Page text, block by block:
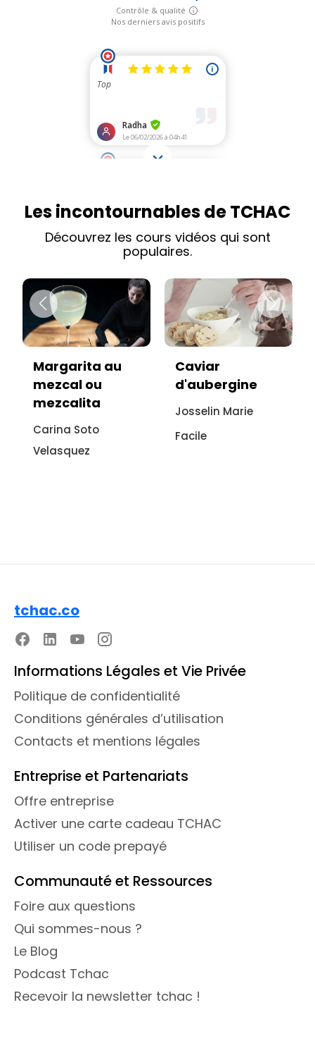
Les incontournables de TCHAC
Découvrez les cours vidéos qui sont
populaires.
Caviar
d'aubergine
Josselin Marie
Facile
Vitello tonnato
sans viande :
recette
italienne à
l'aubergine
tchac.co
Informations Légales et Vie Privée
Politique de confidentialité
Conditions générales d’utilisation
Contacts et mentions légales
Entreprise et Partenariats
Offre entreprise
Activer une carte cadeau TCHAC
Utiliser un code prepayé
Communauté et Ressources
Foire aux questions
Qui sommes-nous ?
Le Blog
Podcast Tchac
Recevoir la newsletter tchac !